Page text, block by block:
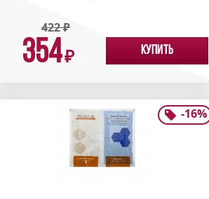
422₽
354₽ Купить
-16%